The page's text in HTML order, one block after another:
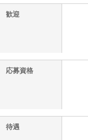
歓迎
応募資格
待遇